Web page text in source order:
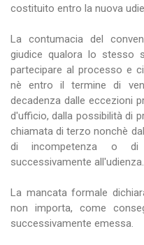
costituito entro la nuova
La contumacia del
giudice qualora lo stesso
partecipare al processo e
nè entro il termine di
decadenza dalle eccezioni
d'ufficio, dalla possibilità di
chiamata di terzo nonchè
di incompetenza o
successivamente all'udienza.
La mancata formale
non importa, come
successivamente emessa.